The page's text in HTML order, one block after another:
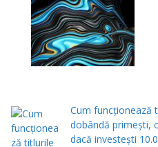
Cum funcționează
dobândă primești,
dacă investești